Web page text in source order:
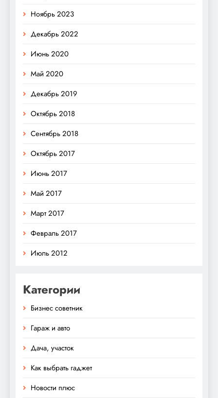
Ноябрь 2023
Декабрь 2022
Июнь 2020
Май 2020
Декабрь 2019
Октябрь 2018
Сентябрь 2018
Октябрь 2017
Июнь 2017
Май 2017
Март 2017
Февраль 2017
Июль 2012
Категории
Бизнес советник
Гараж и авто
Дача, участок
Как выбрать гаджет
Новости плюс